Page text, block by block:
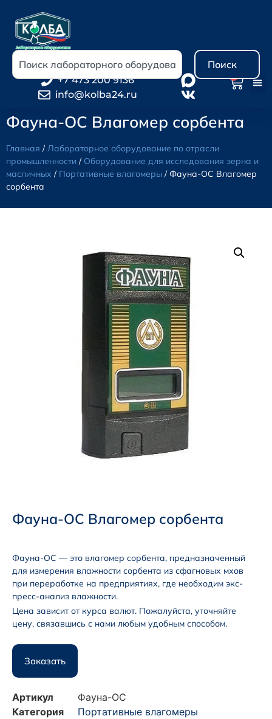
Поиск
+7 473 200 9136
info@kolba24.ru
Фауна-ОС Влагомер сорбента
Главная /Лабораторное оборудование по отрасли
промышленности / Оборудование для исследования зерна и
масличных / Портативные влагомеры / Фауна-ОС Влагомер
сорбента
Фауна-ОС Влагомер сорбента
Фауна-ОС — это влагомер сорбента, предна­значенный
для измерения влажности сорбента из сфагновых мхов
при перера­ботке на пред­при­ятиях, где необходим экс­
пресс-ана­лиз влажно­сти.
Цена зависит от курса валют. Пожалуйста, уточняйте
цену, связавшись с нами любым удобным способом.
Заказать
Артикул
Фауна-ОС
Категория
Портативные влагомеры